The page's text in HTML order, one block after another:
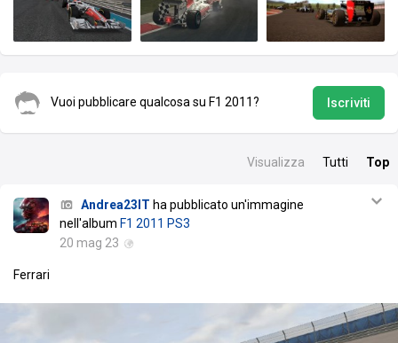
Vuoi pubblicare qualcosa su F1 2011? Iscriviti
Visualizza Tutti Top
Andrea23IT ha pubblicato un'immagine
nell'album F1 2011 PS3
20 mag 23
Ferrari